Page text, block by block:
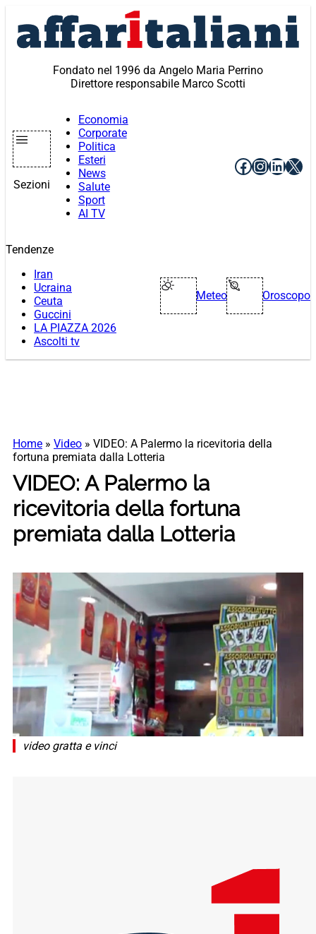
contenuto
Fondato nel 1996 da Angelo Maria Perrino
Direttore responsabile Marco Scotti
Sezioni
Economia
Corporate
Politica
Esteri
News
Salute
Sport
AI TV
Facebook
X
Tendenze
Iran
Ucraina
Ceuta
Guccini
LA PIAZZA 2026
Ascolti tv
Meteo Oroscopo
Home » Video » VIDEO: A Palermo la ricevitoria della
fortuna premiata dalla Lotteria
VIDEO: A Palermo la
ricevitoria della fortuna
premiata dalla Lotteria
video gratta e vinci